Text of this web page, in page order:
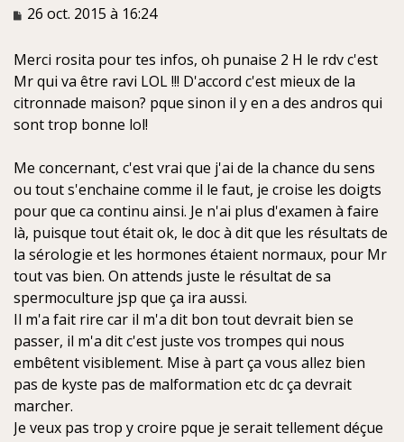
M
s
a
g
n
n
l
u
26 oct. 2015 à 16:24
Merci rosita pour tes infos, oh punaise 2 H le rdv c'est
Mr qui va être ravi LOL !!! D'accord c'est mieux de la
citronnade maison? pque sinon il y en a des andros qui
sont trop bonne lol!
Me concernant, c'est vrai que j'ai de la chance du sens
ou tout s'enchaine comme il le faut, je croise les doigts
pour que ca continu ainsi. Je n'ai plus d'examen à faire
là, puisque tout était ok, le doc à dit que les résultats de
la sérologie et les hormones étaient normaux, pour Mr
tout vas bien. On attends juste le résultat de sa
spermoculture jsp que ça ira aussi.
Il m'a fait rire car il m'a dit bon tout devrait bien se
passer, il m'a dit c'est juste vos trompes qui nous
embêtent visiblement. Mise à part ça vous allez bien
pas de kyste pas de malformation etc dc ça devrait
marcher.
Je veux pas trop y croire pque je serait tellement déçue